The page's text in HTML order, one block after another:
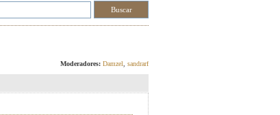
Moderadores: Damzel sandrarf